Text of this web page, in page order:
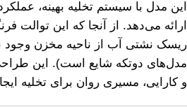
این مدل با سیستم تخلیه بهینه،
ارائه می‌دهد. از آنجا که این توالت
ریسک نشتی آب از ناحیه مخزن وجود
مدل‌های دوتکه شایع است). این
و کارایی، مسیری روان برای تخلیه